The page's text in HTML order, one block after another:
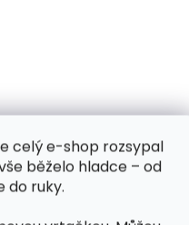
celý e-shop rozsypal
běželo hladce – od
do ruky.